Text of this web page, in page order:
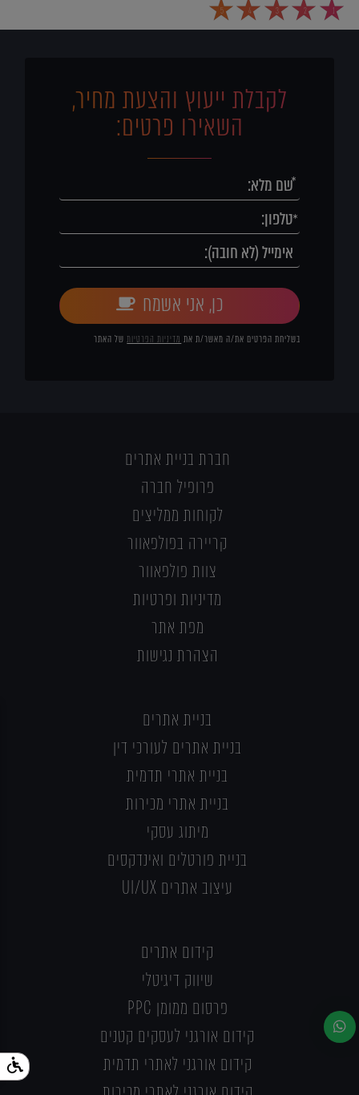
1
2
3
4
5
לקבלת ייעוץ והצעת מחיר,
השאירו פרטים:
כן, אני אשמח
בשליחת הפרטים את/ה מאשר/ת את מדיניות הפרטיותשל האתר
חברת בניית אתרים
פרופיל חברה
לקוחות ממליצים
קריירה בפולפאוור
צוות פולפאוור
מדיניות ופרטיות
מפת אתר
הצהרת נגישות
בניית אתרים
בניית אתרים לעורכי דין
בניית אתרי תדמית
בניית אתרי מכירות
מיתוג עסקי
בניית פורטלים ואינדקסים
עיצוב אתרים UI/UX
קידום אתרים
שיווק דיגיטלי
פרסום ממומן PPC
קידום אורגני לעסקים קטנים
קידום אורגני לאתרי תדמית